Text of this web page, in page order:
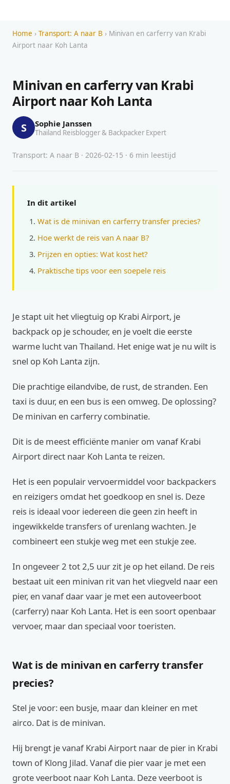
Home › Transport: A naar B › Minivan en carferry van Krabi
Airport naar Koh Lanta
Minivan en carferry van Krabi
Airport naar Koh Lanta
S Sophie Janssen
Thailand Reisblogger & Backpacker Expert
Transport: A naar B · 2026-02-15 · 6 min leestijd
In dit artikel
Wat is de minivan en carferry transfer precies?
Hoe werkt de reis van A naar B?
Prijzen en opties: Wat kost het?
Praktische tips voor een soepele reis
Je stapt uit het vliegtuig op Krabi Airport, je
backpack op je schouder, en je voelt die eerste
warme lucht van Thailand. Het enige wat je nu wilt is
snel op Koh Lanta zijn.
Die prachtige eilandvibe, de rust, de stranden. Een
taxi is duur, en een bus is een omweg. De oplossing?
De minivan en carferry combinatie.
Dit is de meest efficiënte manier om vanaf Krabi
Airport direct naar Koh Lanta te reizen.
Het is een populair vervoermiddel voor backpackers
en reizigers omdat het goedkoop en snel is. Deze
reis is ideaal voor iedereen die geen zin heeft in
ingewikkelde transfers of urenlang wachten. Je
combineert een stukje weg met een stukje zee.
In ongeveer 2 tot 2,5 uur zit je op het eiland. De reis
bestaat uit een minivan rit van het vliegveld naar een
pier, en vanaf daar vaar je met een autoveerboot
(carferry) naar Koh Lanta. Het is een soort openbaar
vervoer, maar dan speciaal voor toeristen.
Wat is de minivan en carferry transfer
precies?
Stel je voor: een busje, maar dan kleiner en met
airco. Dat is de minivan.
Hij brengt je vanaf Krabi Airport naar de pier in Krabi
town of Klong Jilad. Vanaf die pier vaar je met een
grote veerboot naar Koh Lanta. Deze veerboot is